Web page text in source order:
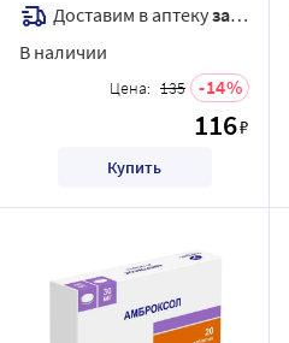
Доставим в аптекузавтра
В наличии
Цена: 135 14
116₽
Купить